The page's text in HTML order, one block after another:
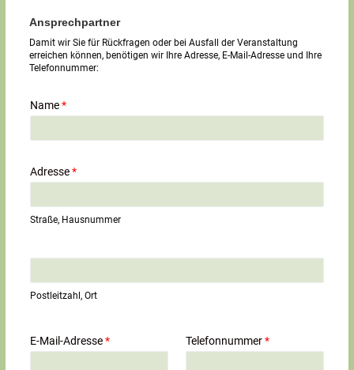
Ansprechpartner
Damit wir Sie für Rückfragen oder bei Ausfall der Veranstaltung
erreichen können, benötigen wir Ihre Adresse, E-Mail-Adresse und Ihre
Telefonnummer:
Name*
Adresse*
Straße, Hausnummer
n
i
l
Postleitzahl, Ort
E-Mail-Adresse* Telefonnummer*